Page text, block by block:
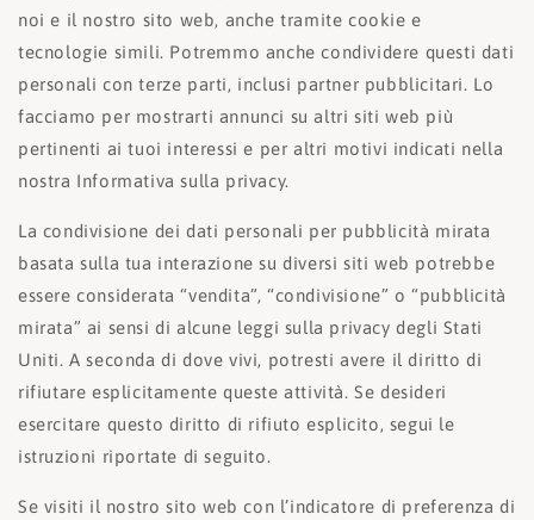
noi e il nostro sito web, anche tramite cookie e
tecnologie simili. Potremmo anche condividere questi dati
personali con terze parti, inclusi partner pubblicitari. Lo
facciamo per mostrarti annunci su altri siti web più
pertinenti ai tuoi interessi e per altri motivi indicati nella
nostra Informativa sulla privacy.
La condivisione dei dati personali per pubblicità mirata
basata sulla tua interazione su diversi siti web potrebbe
essere considerata “vendita”, “condivisione” o “pubblicità
mirata” ai sensi di alcune leggi sulla privacy degli Stati
Uniti. A seconda di dove vivi, potresti avere il diritto di
rifiutare esplicitamente queste attività. Se desideri
esercitare questo diritto di rifiuto esplicito, segui le
istruzioni riportate di seguito.
Se visiti il nostro sito web con l’indicatore di preferenza di